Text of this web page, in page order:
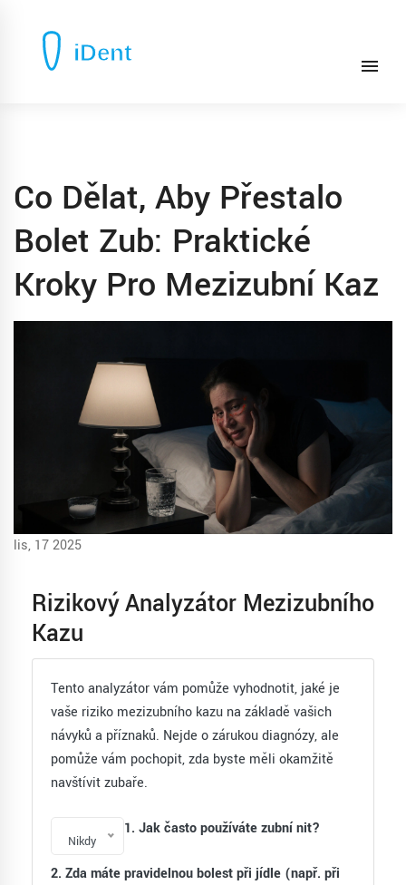
Co Dělat, Aby Přestalo
Bolet Zub: Praktické
Kroky Pro Mezizubní Kaz
lis, 17 2025
Rizikový Analyzátor Mezizubního
Kazu
Tento analyzátor vám pomůže vyhodnotit, jaké je
vaše riziko mezizubního kazu na základě vašich
návyků a příznaků. Nejde o zárukou diagnózy, ale
pomůže vám pochopit, zda byste měli okamžitě
navštívit zubaře.
1. Jak často používáte zubní nit?
Nikdy
2. Zda máte pravidelnou bolest při jídle (např. při